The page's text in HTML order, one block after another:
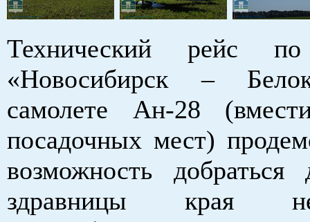
Технический рейс
«Новосибирск –
самолете Ан-28
посадочных мест)
возможность
здравницы края